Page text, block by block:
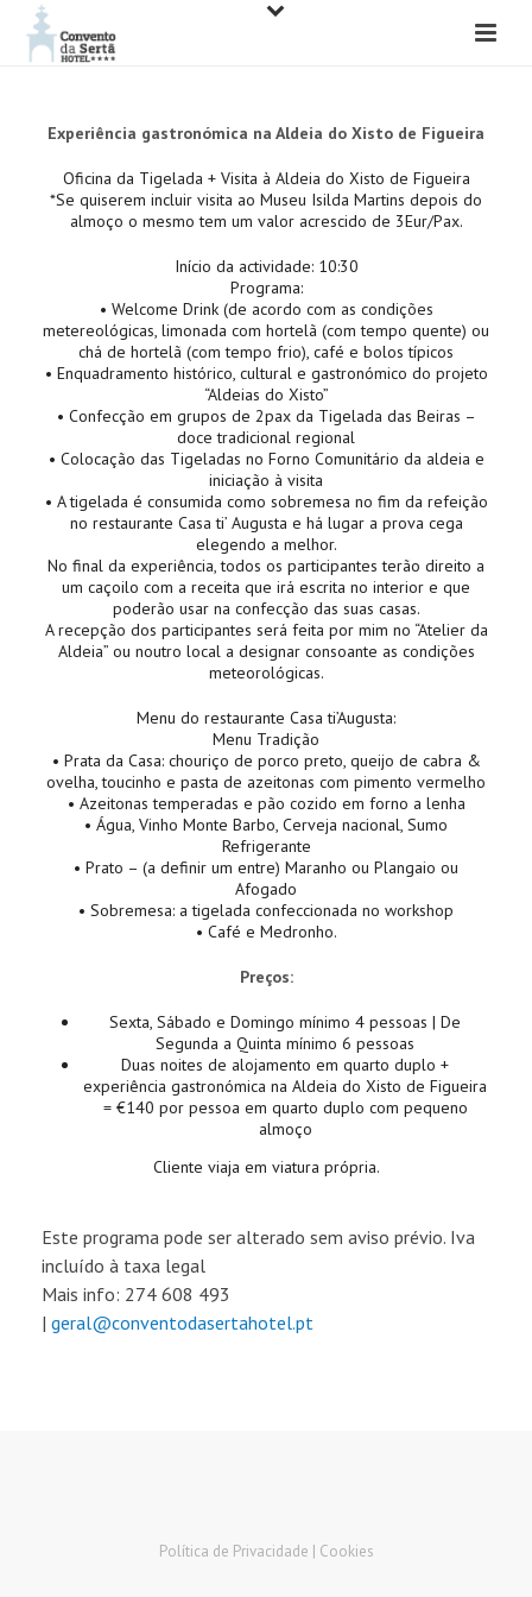
Experiência gastronómica na Aldeia do Xisto de Figueira
Oficina da Tigelada + Visita à Aldeia do Xisto de Figueira
*Se quiserem incluir visita ao Museu Isilda Martins depois do
almoço o mesmo tem um valor acrescido de 3Eur/Pax.
Início da actividade: 10:30
Programa:
• Welcome Drink (de acordo com as condições
metereológicas, limonada com hortelã (com tempo quente) ou
chá de hortelã (com tempo frio), café e bolos típicos
• Enquadramento histórico, cultural e gastronómico do projeto
“Aldeias do Xisto”
• Confecção em grupos de 2pax da Tigelada das Beiras –
doce tradicional regional
• Colocação das Tigeladas no Forno Comunitário da aldeia e
iniciação à visita
• A tigelada é consumida como sobremesa no fim da refeição
no restaurante Casa ti’ Augusta e há lugar a prova cega
elegendo a melhor.
No final da experiência, todos os participantes terão direito a
um caçoilo com a receita que irá escrita no interior e que
poderão usar na confecção das suas casas.
A recepção dos participantes será feita por mim no “Atelier da
Aldeia” ou noutro local a designar consoante as condições
meteorológicas.
Menu do restaurante Casa ti’Augusta:
Menu Tradição
• Prata da Casa: chouriço de porco preto, queijo de cabra &
ovelha, toucinho e pasta de azeitonas com pimento vermelho
• Azeitonas temperadas e pão cozido em forno a lenha
• Água, Vinho Monte Barbo, Cerveja nacional, Sumo
Refrigerante
• Prato – (a definir um entre) Maranho ou Plangaio ou
Afogado
• Sobremesa: a tigelada confeccionada no workshop
• Café e Medronho.
Preços:
Sexta, Sábado e Domingo mínimo 4 pessoas | De
Segunda a Quinta mínimo 6 pessoas
Duas noites de alojamento em quarto duplo +
experiência gastronómica na Aldeia do Xisto de Figueira
= €140 por pessoa em quarto duplo com pequeno
almoço
Cliente viaja em viatura própria.
Este programa pode ser alterado sem aviso prévio. Iva
incluído à taxa legal
Mais info: 274 608 493
| geral@conventodasertahotel.pt
Política de Privacidade | Cookies